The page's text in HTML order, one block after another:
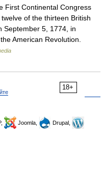
First Continental Congress
of the thirteen British
September 5, 1774, in
American Revolution.
18+
Joomla,
Drupal,